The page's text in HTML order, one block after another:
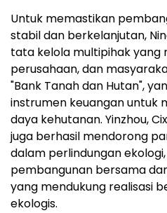
Untuk memastikan
stabil dan berkelanjutan,
tata kelola multipihak
perusahaan, dan
"Bank Tanah dan Hutan",
instrumen keuangan untuk
daya kehutanan. Yinzhou,
juga berhasil mendorong
dalam perlindungan
pembangunan bersama
yang mendukung realisasi
ekologis.